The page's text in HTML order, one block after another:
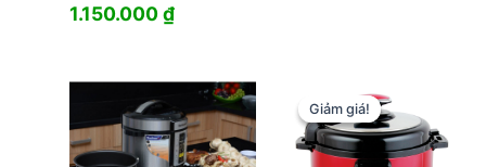
1.150.000₫
Giảm giá!
Giảm giá!